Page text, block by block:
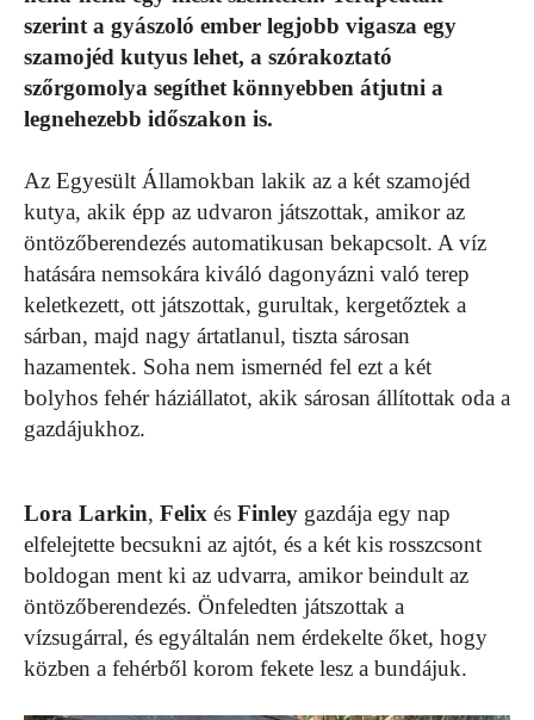
szerint a gyászoló ember legjobb vigasza egy
szamojéd kutyus lehet, a szórakoztató
szőrgomolya segíthet könnyebben átjutni a
legnehezebb időszakon is.
Az Egyesült Államokban lakik az a két szamojéd
kutya, akik épp az udvaron játszottak, amikor az
öntözőberendezés automatikusan bekapcsolt. A víz
hatására nemsokára kiváló dagonyázni való terep
keletkezett, ott játszottak, gurultak, kergetőztek a
sárban, majd nagy ártatlanul, tiszta sárosan
hazamentek. Soha nem ismernéd fel ezt a két
bolyhos fehér háziállatot, akik sárosan állítottak oda a
gazdájukhoz.
Lora Larkin, Felix és Finley gazdája egy nap
elfelejtette becsukni az ajtót, és a két kis rosszcsont
boldogan ment ki az udvarra, amikor beindult az
öntözőberendezés. Önfeledten játszottak a
vízsugárral, és egyáltalán nem érdekelte őket, hogy
közben a fehérből korom fekete lesz a bundájuk.